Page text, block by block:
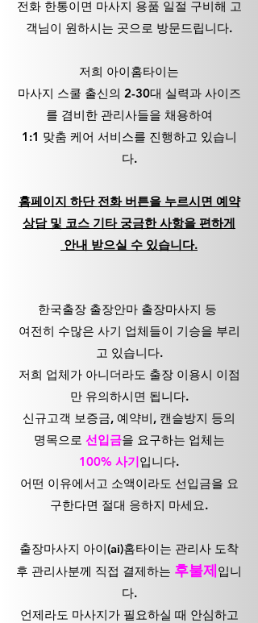
전화 한통이면 마사지 용품 일절 구비해 고
객님이 원하시는 곳으로 방문드립니다.
저희 아이홈타이는
마사지 스쿨 출신의 2-30대 실력과 사이즈
를 겸비한 관리사들을 채용하여
1:1 맞춤 케어 서비스를 진행하고 있습니
다.
홈페이지 하단 전화 버튼을 누르시면 예약
상담 및 코스 기타 궁금한 사항을 편하게
안내 받으실 수 있습니다.
한국출장 출장안마 출장마사지 등
여전히 수많은 사기 업체들이 기승을 부리
고 있습니다.
저희 업체가 아니더라도 출장 이용시 이점
만 유의하시면 됩니다.
신규고객 보증금, 예약비, 캔슬방지 등의
명목으로 선입금을 요구하는 업체는
100% 사기입니다.
어떤 이유에서고 소액이라도 선입금을 요
구한다면 절대 응하지 마세요.
출장마사지 아이(ai)홈타이는 관리사 도착
후 관리사분께 직접 결제하는 후불제입니
다.
언제라도 마사지가 필요하실 때 안심하고